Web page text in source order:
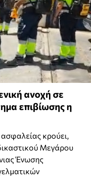
ανοχή σε
επιβίωσης η
κρούει,
Μεγάρου
Ένωσης